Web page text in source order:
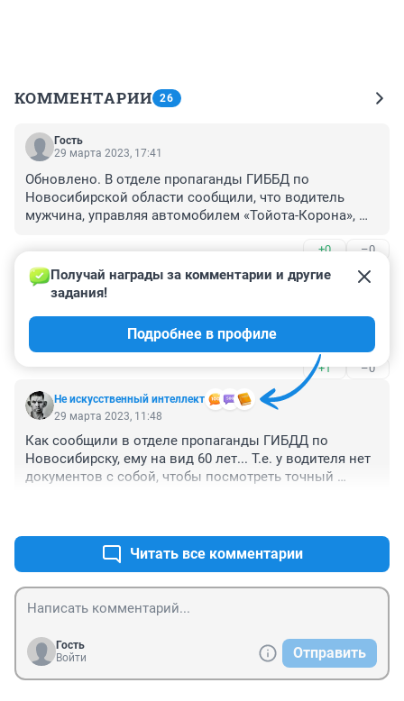
КОММЕНТАРИИ 26
Гость
29 марта 2023, 17:41
Обновлено. В отделе пропаганды ГИББД по
Новосибирской области сообщили, что водитель
мужчина, управляя автомобилем «Тойота-Корона»,
города Новосибирска в сторону города Бердска, не
справился с управлением и выехал на встречку, где
столкнулся автомобилями: «Тойота-Харриер»,
Пострадал водитель автомобиля «Тойота-Корона»,
которого с травмами различной степени тяжести
доставили в больницу. вообще какая то потрясающе
история . объясните, пожалуйста, где причина
следственная связь между этими, как я понимаю
двумя происшествиями?
+0 –0
Гость
29 марта 2023, 16:08
Вот обновила, так обновила вообще ничего не
+1 –0
Не искусственный интеллект
Получай награды за комментарии и другие
задания!
Подробнее в профиле
29 марта 2023, 11:48
Как сообщили в отделе пропаганды ГИБДД по
Новосибирску, ему на вид 60 лет... Т.е. у водителя нет
документов с собой, чтобы посмотреть точный
Читать все комментарии
Гость
Войти
Отправить